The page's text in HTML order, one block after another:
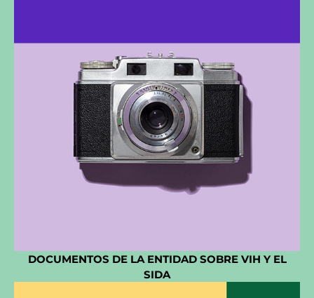
DOCUMENTOS DE LA ENTIDAD SOBRE VIH Y EL
SIDA